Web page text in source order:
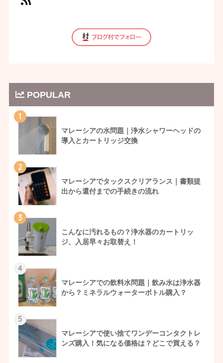
POPULAR
1
マレーシアの水問題｜浄水シャワーヘッドの
導入とカートリッジ交換
2
マレーシアでタックスクリアランス｜書類提
出から還付までの手続きの流れ
3
こんなに汚れるもの？浄水器のカートリッ
ジ、入居早々お取替え！
4
マレーシアでの飲料水問題｜飲み水は浄水器
から？ミネラルウォーターボトル購入？
5
マレーシアで使い捨てワンデーコンタクトレ
ンズ購入！気になる価格は？どこで買える？